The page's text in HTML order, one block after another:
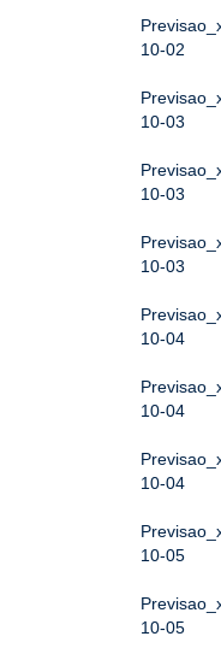
10-02
10-03
10-03
10-03
10-04
10-04
10-04
10-05
10-05